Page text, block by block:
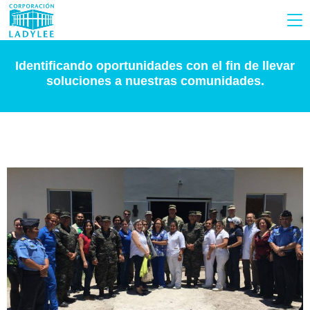
Identificando oportunidades con el fin de llevar
soluciones a nuestras comunidades.